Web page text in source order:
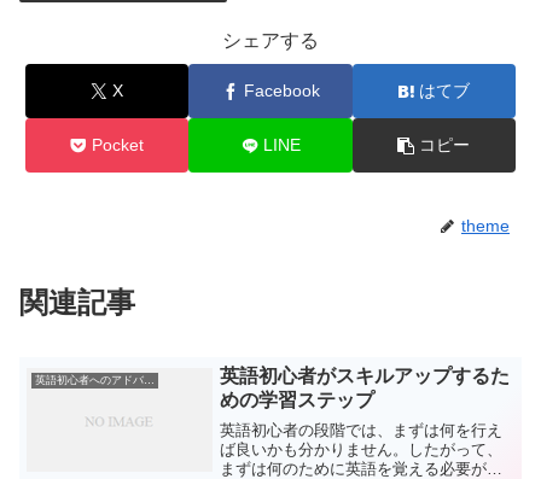
シェアする
X Facebook はてブ
Pocket LINE コピー
theme
関連記事
英語初心者へのアドバイス
英語初心者がスキルアップするた
めの学習ステップ
英語初心者の段階では、まずは何を行え
ば良いかも分かりません。したがって、
まずは何のために英語を覚える必要があ